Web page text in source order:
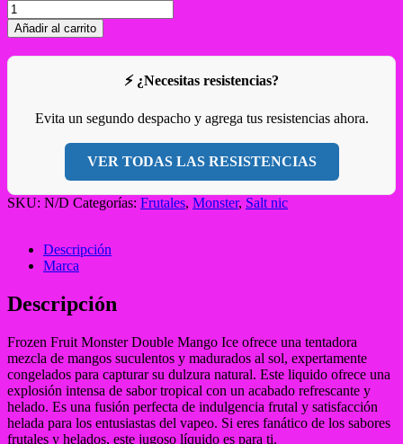
Añadir al carrito
⚡ ¿Necesitas resistencias?
Evita un segundo despacho y agrega tus resistencias ahora.
VER TODAS LAS RESISTENCIAS
SKU: N/D Categorías: Frutales, Monster, Salt nic
Descripción
Marca
Descripción
Frozen Fruit Monster Double Mango Ice ofrece una tentadora
mezcla de mangos suculentos y madurados al sol, expertamente
congelados para capturar su dulzura natural. Este liquido ofrece una
explosión intensa de sabor tropical con un acabado refrescante y
helado. Es una fusión perfecta de indulgencia frutal y satisfacción
helada para los entusiastas del vapeo. Si eres fanático de los sabores
frutales y helados, este jugoso líquido es para ti.